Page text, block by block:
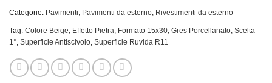
Categorie: Pavimenti, Pavimenti da esterno, Rivestimenti da esterno
Tag: Colore Beige, Effetto Pietra, Formato 15x30, Gres Porcellanato, Scelta
1°, Superficie Antiscivolo, Superficie Ruvida R11